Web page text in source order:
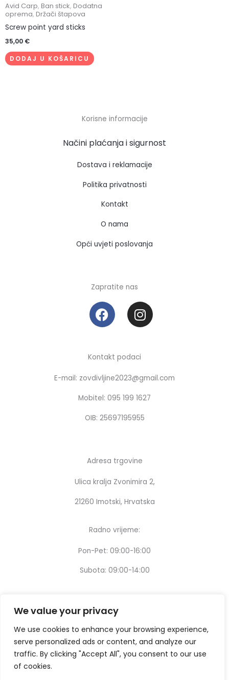
We value your privacy
We use cookies to enhance your browsing experience,
serve personalized ads or content, and analyze our
traffic. By clicking "Accept All", you consent to our use
of cookies.
Avid Carp, Ban stick, Dodatna
oprema, Držači štapova
Screw point yard sticks
35,00 €
DODAJ U KOŠARICU
Korisne informacije
Načini plaćanja i sigurnost
Dostava i reklamacije
Politika privatnosti
Kontakt
O nama
Opći uvjeti poslovanja
Zapratite nas
F
a
c
b
o
o
k
I
n
s
a
g
r
a
m
Kontakt podaci
E-mail: zovdivljine2023@gmail.com
Mobitel: 095 199 1627
OIB: 25697195955
Adresa trgovine
Ulica kralja Zvonimira 2,
21260 Imotski, Hrvatska
Radno vrijeme:
Pon-Pet: 09:00-16:00
Subota: 09:00-14:00